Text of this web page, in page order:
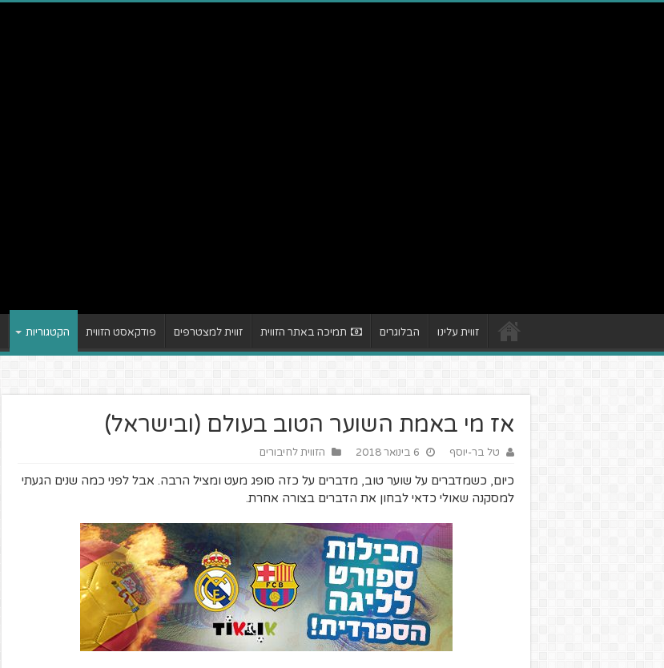
זווית עלינו הבלוגרים תמיכה באתר הזווית זווית למצטרפים פודקאסט הזווית הקטגוריות
אז מי באמת השוער הטוב בעולם (ובישראל)
טל בר-יוסף 6 בינואר 2018 הזווית לחיבורים
כיום, כשמדברים על שוער טוב, מדברים על כזה סופג מעט ומציל הרבה. אבל לפני כמה שנים הגעתי
למסקנה שאולי כדאי לבחון את הדברים בצורה אחרת.